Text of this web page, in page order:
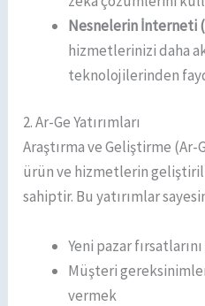
Nesnelerin İnterneti
hizmetlerinizi daha
teknolojilerinden
2. Ar-Ge Yatırımları
Araştırma ve Geliştirme (Ar-
ürün ve hizmetlerin
sahiptir. Bu yatırımlar
Yeni pazar
Müşteri
vermek